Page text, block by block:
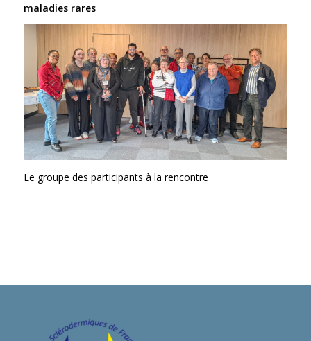
maladies rares
Le groupe des participants à la rencontre